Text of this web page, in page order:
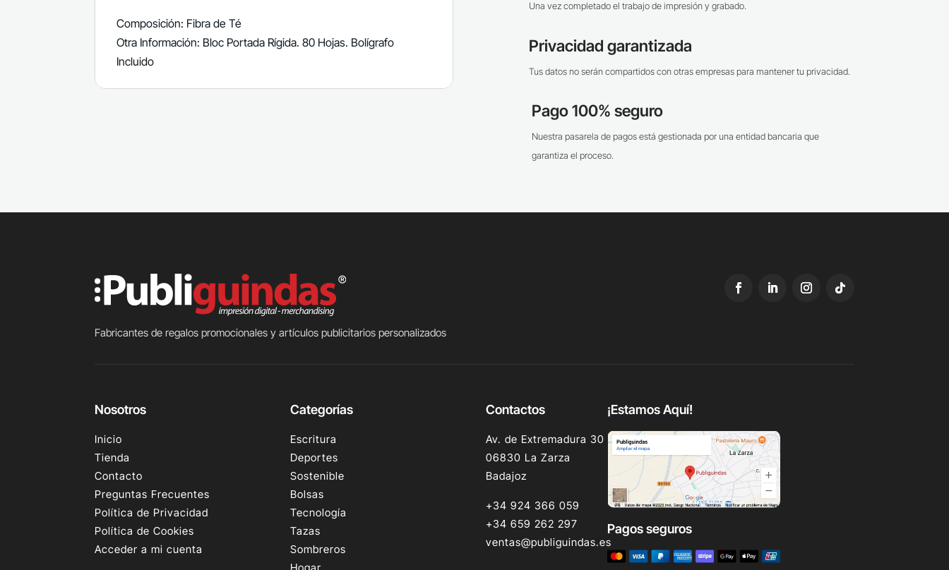
Composición: Fibra de Té
Otra Información: Bloc Portada Rígida. 80 Hojas. Bolígrafo
Incluido
Una vez completado el trabajo de impresión y grabado.
Privacidad garantizada
Tus datos no serán compartidos con otras empresas para mantener tu privacidad.
Pago 100% seguro
Nuestra pasarela de pagos está gestionada por una entidad bancaria que
garantiza el proceso.
Fabricantes de regalos promocionales y artículos publicitarios personalizados
Nosotros
Inicio
Tienda
Contacto
Preguntas Frecuentes
Política de Privacidad
Política de Cookies
Acceder a mi cuenta
Categorías
Escritura
Deportes
Sostenible
Bolsas
Tecnología
Tazas
Sombreros
Contactos
Av. de Extremadura 30
06830 La Zarza
Badajoz
+34 924 366 059
+34 659 262 297
ventas@publiguindas.es
¡Estamos Aquí!
Pagos seguros